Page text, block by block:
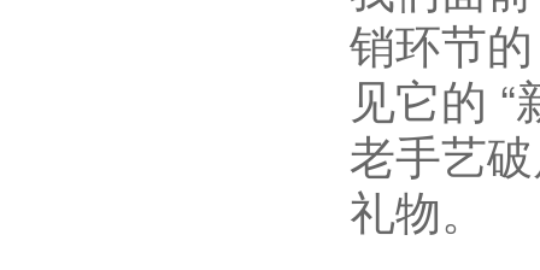
销环节
见它的
老手艺
礼物。